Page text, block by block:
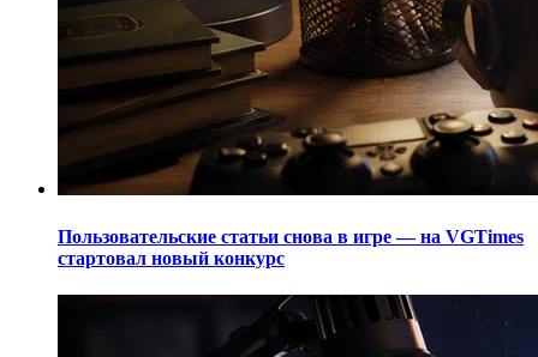
Пользовательские статьи снова в игре — на VGTimes
стартовал новый конкурс